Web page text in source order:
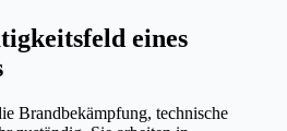
eines
Brandbekämpfung, technische